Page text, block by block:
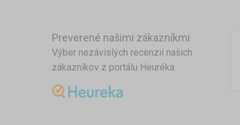
Preverené našimi zákazníkmi
Výber nezávislých recenzií našich
zákazníkov z portálu Heuréka